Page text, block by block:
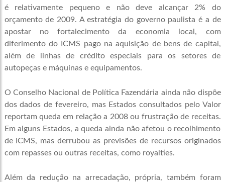
é relativamente pequeno e não deve alcançar 2% do
orçamento de 2009. A estratégia do governo paulista é a de
apostar no fortalecimento da economia local, com
diferimento do ICMS pago na aquisição de bens de capital,
além de linhas de crédito especiais para os setores de
autopeças e máquinas e equipamentos.
O Conselho Nacional de Política Fazendária ainda não dispõe
dos dados de fevereiro, mas Estados consultados pelo Valor
reportam queda em relação a 2008 ou frustração de receitas.
Em alguns Estados, a queda ainda não afetou o recolhimento
de ICMS, mas derrubou as previsões de recursos originados
com repasses ou outras receitas, como royalties.
Além da redução na arrecadação, própria, também foram